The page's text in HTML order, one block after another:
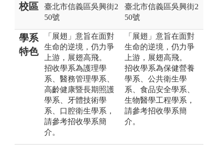
校區
臺北市信義區吳興街2
50號
臺北市信義區吳興街2
50號
學系
特色
「展翅」意旨在面對
生命的逆境，仍力爭
上游，展翅高飛。
招收學系為護理學
系、醫務管理學系、
高齡健康暨長期照護
學系、牙體技術學
系、口腔衛生學系，
請參考招收學系簡
介。
「展翅」意旨在面對
生命的逆境，仍力爭
上游，展翅高飛。
招收學系為保健營養
學系、公共衛生學
系、食品安全學系、
生物醫學工程學系，
請參考招收學系簡
介。